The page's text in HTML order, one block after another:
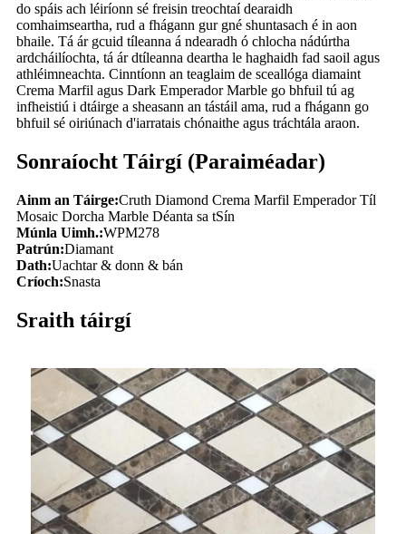
do spáis ach léiríonn sé freisin treochtaí dearaidh
comhaimseartha, rud a fhágann gur gné shuntasach é in aon
bhaile. Tá ár gcuid tíleanna á ndearadh ó chlocha nádúrtha
ardcháilíochta, tá ár dtíleanna deartha le haghaidh fad saoil agus
athléimneachta. Cinntíonn an teaglaim de sceallóga diamaint
Crema Marfil agus Dark Emperador Marble go bhfuil tú ag
infheistiú i dtáirge a sheasann an tástáil ama, rud a fhágann go
bhfuil sé oiriúnach d'iarratais chónaithe agus tráchtála araon.
Sonraíocht Táirgí (Paraiméadar)
Ainm an Táirge:Cruth Diamond Crema Marfil Emperador Tíl
Mosaic Dorcha Marble Déanta sa tSín
Múnla Uimh.:WPM278
Patrún:Diamant
Dath:Uachtar & donn & bán
Críoch:Snasta
Sraith táirgí